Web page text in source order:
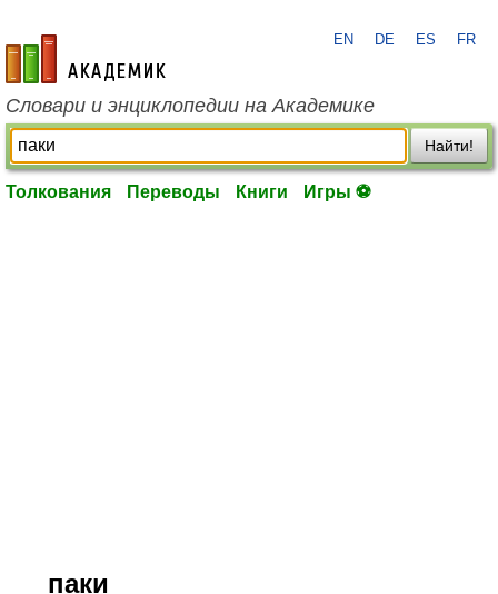
academic.ru
EN DE ES FR
Словари и энциклопедии на Академике
Найти!
Толкования Переводы Книги Игры ⚽
паки